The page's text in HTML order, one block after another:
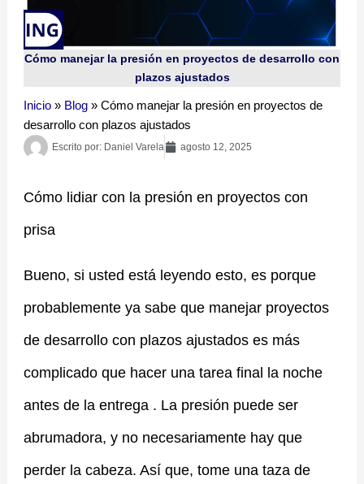
Cómo manejar la presión en proyectos de desarrollo con
plazos ajustados
Inicio» Blog» Cómo manejar la presión en proyectos de
desarrollo con plazos ajustados
Escrito por:Daniel Varela agosto 12, 2025
Cómo lidiar con la presión en proyectos con
prisa
Bueno, si usted está leyendo esto, es porque
probablemente ya sabe que manejar proyectos
de desarrollo con plazos ajustados es más
complicado que hacer una tarea final la noche
antes de la entrega . La presión puede ser
abrumadora, y no necesariamente hay que
perder la cabeza. Así que, tome una taza de